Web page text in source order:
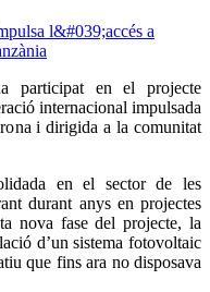
participat en el projecte
internacional impulsada
i dirigida a la comunitat
en el sector de les
durant anys en projectes
nova fase del projecte, la
d’un sistema fotovoltaic
que fins ara no disposava